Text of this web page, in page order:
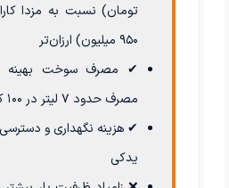
تومان) نسبت به مزدا کارا
۹۵۰ میلیون) ارزان‌تر
مصرف حدود ۷ لیتر در ۱۰۰ کیلومتر)
✔ هزینه نگهداری و
یدکی